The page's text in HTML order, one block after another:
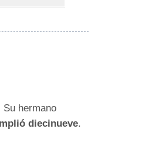
hermano
diecinueve.